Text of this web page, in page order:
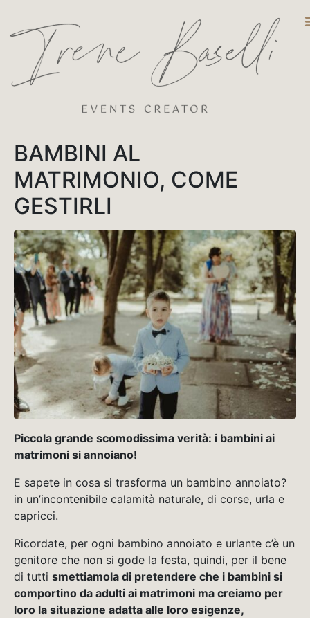
BAMBINI AL
MATRIMONIO, COME
GESTIRLI
Piccola grande scomodissima verità: i bambini ai
matrimoni si annoiano!
E sapete in cosa si trasforma un bambino annoiato?
in un’incontenibile calamità naturale, di corse, urla e
capricci.
Ricordate, per ogni bambino annoiato e urlante c’è un
genitore che non si gode la festa, quindi, per il bene
di tutti smettiamola di pretendere che i bambini si
comportino da adulti ai matrimoni ma creiamo per
loro la situazione adatta alle loro esigenze,